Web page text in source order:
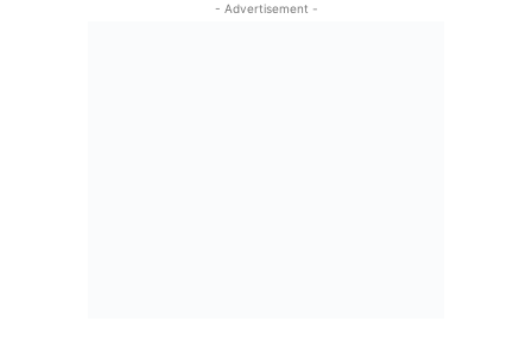
- Advertisement -